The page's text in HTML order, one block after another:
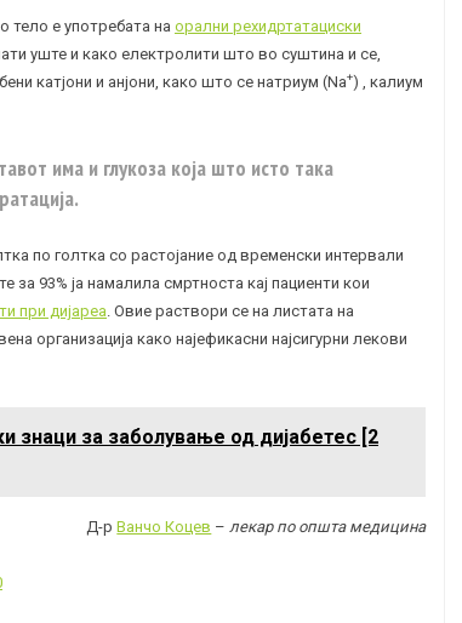
тело е употребата на орални рехидртатациски
уште и како електролити што во суштина и се,
катјони и анјони, како што се натриум (Na+) , калиум
има и глукоза која што исто така
по голтка со растојание од временски интервали
за 93% ја намaлила смртноста кај пациенти кои
при дијареа . Овие раствори се на листата на
организација како најефикасни најсигурни лекови
знаци за заболување од дијабетес [2
Д-рВанчо Коцев – лекар по општа медицина